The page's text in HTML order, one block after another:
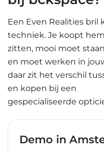
Een Even Realities bril
techniek. Je koopt
zitten, mooi moet staan
en moet werken in
daar zit het verschil
en kopen bij een
gespecialiseerde
Demo in